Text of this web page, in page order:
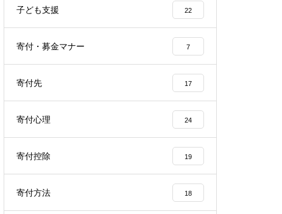
子ども支援 22
寄付・募金マナー 7
寄付先 17
寄付心理 24
寄付控除 19
寄付方法 18